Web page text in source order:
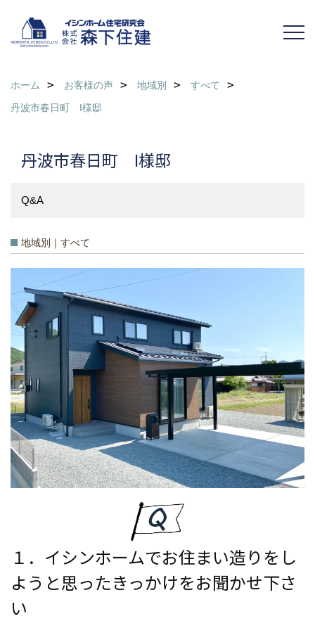
ホーム お客様の声 地域別
すべて
丹波市春日町 I様邸
丹波市春日町 I様邸
Q&A
地域別｜すべて
１．イシンホームでお住まい造りをし
ようと思ったきっかけをお聞かせ下さ
い